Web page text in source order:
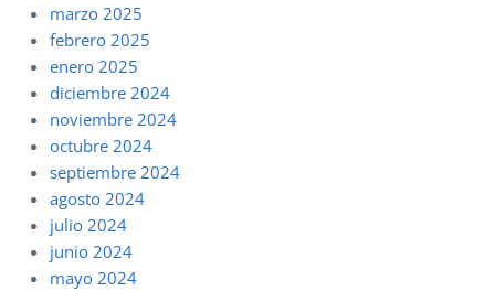
marzo 2025
febrero 2025
enero 2025
diciembre 2024
noviembre 2024
octubre 2024
septiembre 2024
agosto 2024
julio 2024
junio 2024
mayo 2024